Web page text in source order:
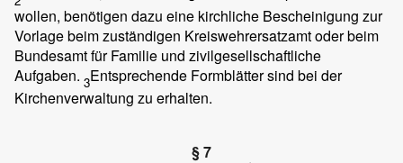
wollen, benötigen dazu eine kirchliche Bescheinigung zur
Vorlage beim zuständigen Kreiswehrersatzamt oder beim
Bundesamt für Familie und zivilgesellschaftliche
Aufgaben. 3Entsprechende Formblätter sind bei der
Kirchenverwaltung zu erhalten.
§ 7